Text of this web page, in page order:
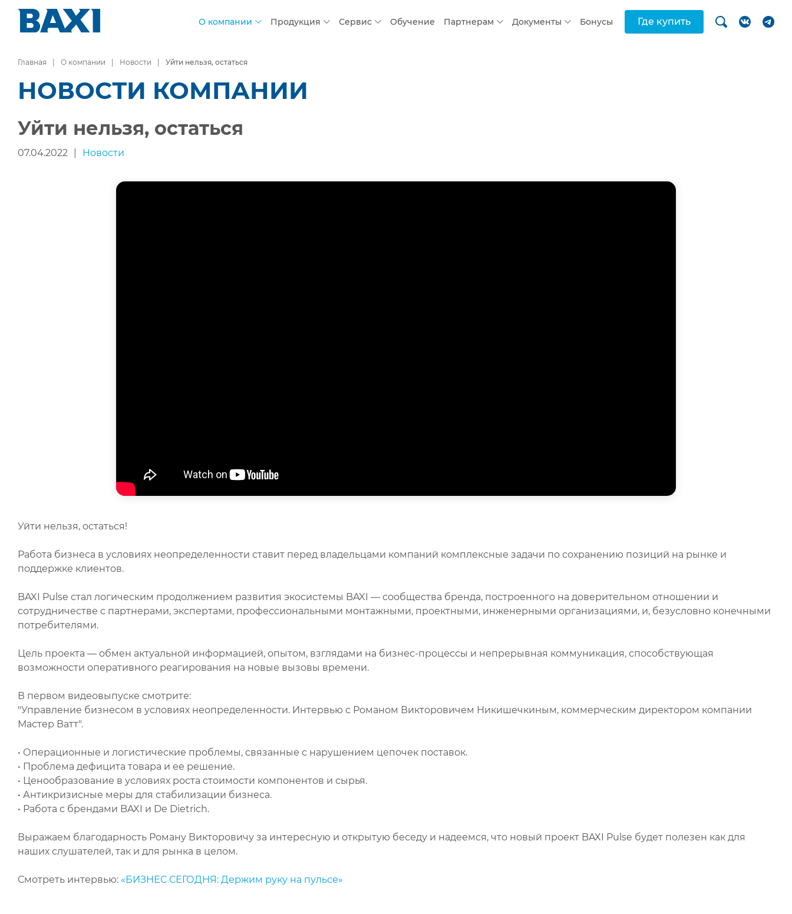
О компании Продукция Сервис Обучение Партнерам Документы Бонусы Где купить
Главная О компании Новости Уйти нельзя, остаться
НОВОСТИ КОМПАНИИ
Уйти нельзя, остаться
07.04.2022 Новости
Уйти нельзя, остаться!
Работа бизнеса в условиях неопределенности ставит перед владельцами компаний комплексные задачи по сохранению позиций на рынке и
поддержке клиентов.
BAXI Pulse стал логическим продолжением развития экосистемы BAXI — сообщества бренда, построенного на доверительном отношении и
сотрудничестве с партнерами, экспертами, профессиональными монтажными, проектными, инженерными организациями, и, безусловно конечными
потребителями.
Цель проекта — обмен актуальной информацией, опытом, взглядами на бизнес-процессы и непрерывная коммуникация, способствующая
возможности оперативного реагирования на новые вызовы времени.
В первом видеовыпуске смотрите:
"Управление бизнесом в условиях неопределенности. Интервью с Романом Викторовичем Никишечкиным, коммерческим директором компании
Мастер Ватт".
• Операционные и логистические проблемы, связанные с нарушением цепочек поставок.
• Проблема дефицита товара и ее решение.
• Ценообразование в условиях роста стоимости компонентов и сырья.
• Антикризисные меры для стабилизации бизнеса.
• Работа с брендами BAXI и De Dietrich.
Выражаем благодарность Роману Викторовичу за интересную и открытую беседу и надеемся, что новый проект BAXI Pulse будет полезен как для
наших слушателей, так и для рынка в целом.
Смотреть интервью: «БИЗНЕС СЕГОДНЯ: Держим руку на пульсе»